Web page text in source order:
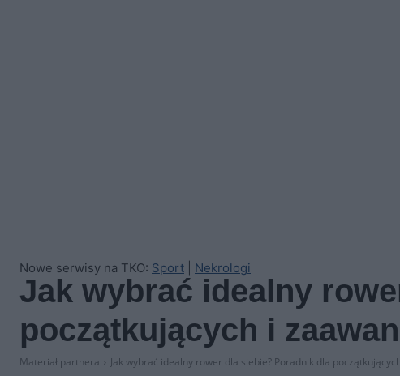
Nowe serwisy na TKO: Sport Nekrologi
Jak wybrać idealny
początkujących i
Materiał partnera Jak wybrać idealny rower dla siebie? Poradnik dla